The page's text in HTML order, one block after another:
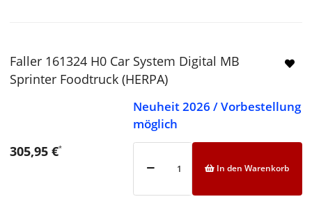
Faller 161324 H0 Car System Digital MB
Sprinter Foodtruck (HERPA)
Neuheit 2026 / Vorbestellung
möglich
305,95 €*
In den Warenkorb